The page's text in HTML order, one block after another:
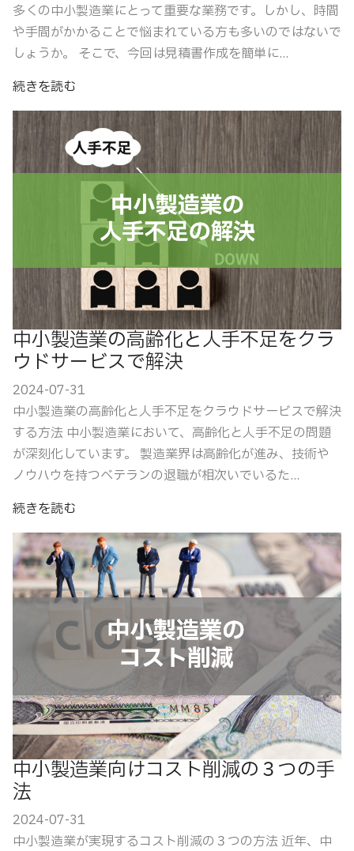
多くの中小製造業にとって重要な業務です。しかし、時間
や手間がかかることで悩まれている方も多いのではないで
しょうか。 そこで、今回は見積書作成を簡単に...
続きを読む
中小製造業の高齢化と人手不足をクラ
ウドサービスで解決
2024-07-31
中小製造業の高齢化と人手不足をクラウドサービスで解決
する方法 中小製造業において、高齢化と人手不足の問題
が深刻化しています。 製造業界は高齢化が進み、技術や
ノウハウを持つベテランの退職が相次いでいるた...
続きを読む
中小製造業向けコスト削減の３つの手
法
2024-07-31
中小製造業が実現するコスト削減の３つの方法 近年、中